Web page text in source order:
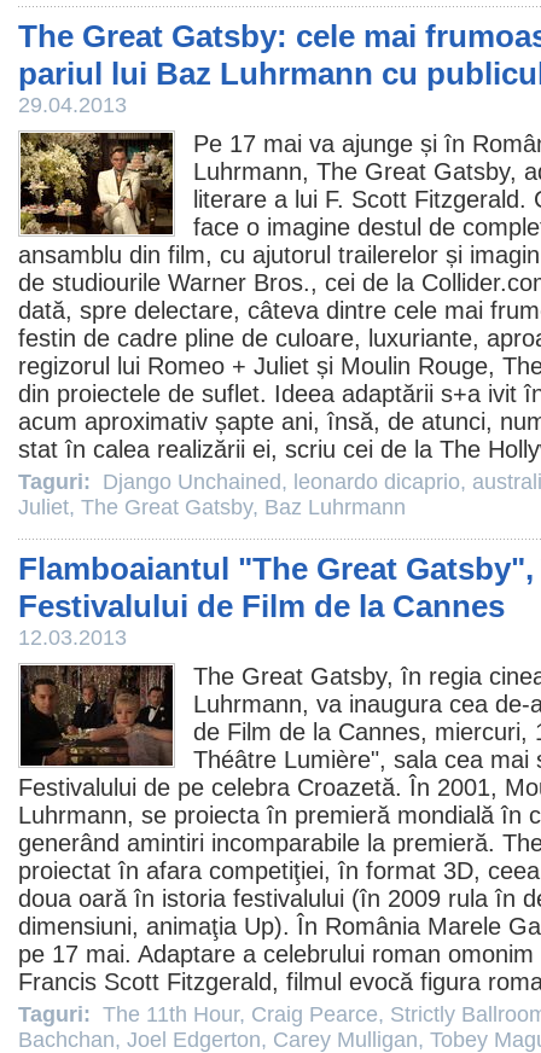
The Great Gatsby: cele mai
pariul lui Baz Luhrmann cu
29.04.2013
Pe 17 mai va ajunge și în
Luhrmann, The Great Gatsby,
literare a lui F. Scott
face o imagine destul de
ansamblu din film, cu ajutorul trailerelor și
de studiourile Warner Bros., cei de la
dată, spre delectare, câteva dintre cele mai
festin de cadre pline de culoare, luxuriante,
regizorul lui Romeo + Juliet și Moulin Rouge,
din proiectele de suflet. Ideea adaptării s+a ivit
acum aproximativ șapte ani, însă, de atunci,
stat în calea realizării ei, scriu cei de la The
Taguri: Django Unchained, leonardo dicaprio,
Juliet, The Great Gatsby, Baz Luhrmann
Flamboaiantul "The Great
Festivalului de Film de la Cannes
12.03.2013
The Great Gatsby, în regia
Luhrmann, va inaugura cea de-
de Film de la Cannes, miercuri,
Théâtre Lumière", sala cea mai
Festivalului de pe celebra Croazetă. În 2001,
Luhrmann, se proiecta în premieră mondială în
generând amintiri incomparabile la premieră.
proiectat în afara competiţiei, în format 3D,
doua oară în istoria festivalului (în 2009 rula în
dimensiuni, animaţia Up). În România Marele
pe 17 mai. Adaptare a celebrului roman
Francis Scott Fitzgerald, filmul evocă figura
Taguri: The 11th Hour, Craig Pearce, Strictly
Bachchan, Joel Edgerton, Carey Mulligan, Tobey